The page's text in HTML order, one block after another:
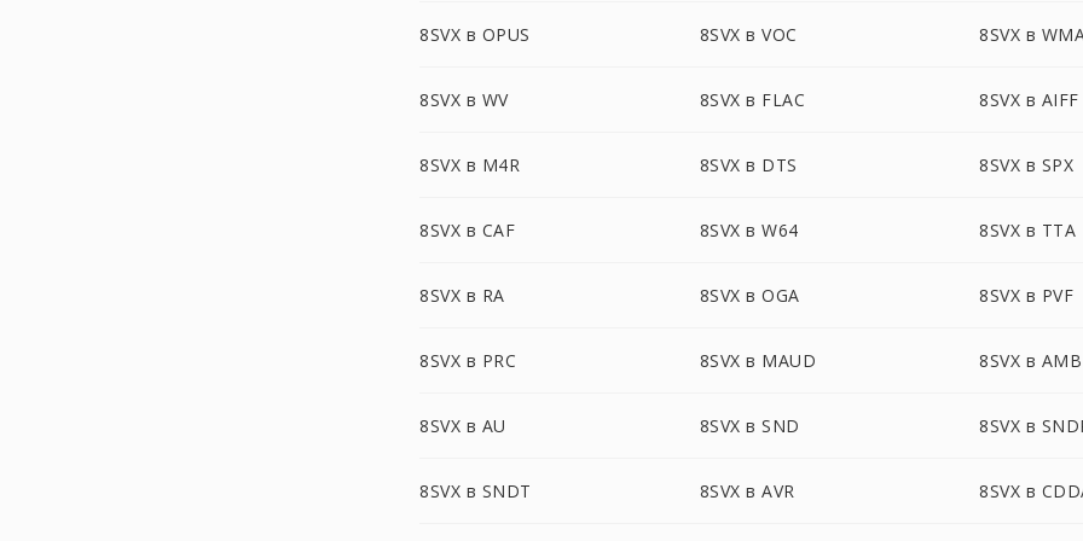
8SVX в OPUS 8SVX в VOC 8SVX в
8SVX в WV 8SVX в FLAC 8SVX в AIFF
8SVX в M4R 8SVX в DTS 8SVX в SPX
8SVX в CAF 8SVX в W64 8SVX в TTA
8SVX в RA 8SVX в OGA 8SVX в PVF
8SVX в PRC 8SVX в MAUD 8SVX в AMB
8SVX в AU 8SVX в SND 8SVX в
8SVX в SNDT 8SVX в AVR 8SVX в